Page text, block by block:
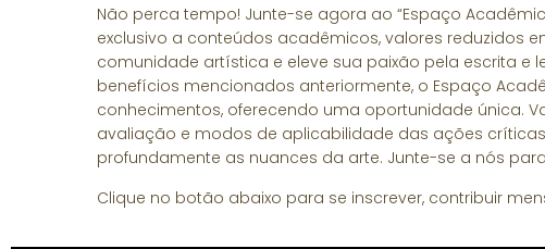
Não perca tempo! Junte-se agora ao “Espaço
exclusivo a conteúdos acadêmicos, valores reduzidos
comunidade artística e eleve sua paixão pela escrita e
benefícios mencionados anteriormente, o Espaço
conhecimentos, oferecendo uma oportunidade única.
avaliação e modos de aplicabilidade das ações
profundamente as nuances da arte. Junte-se a nós
Clique no botão abaixo para se inscrever, contribuir